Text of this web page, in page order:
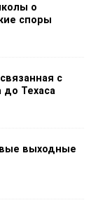
о
споры
с
Техаса
выходные